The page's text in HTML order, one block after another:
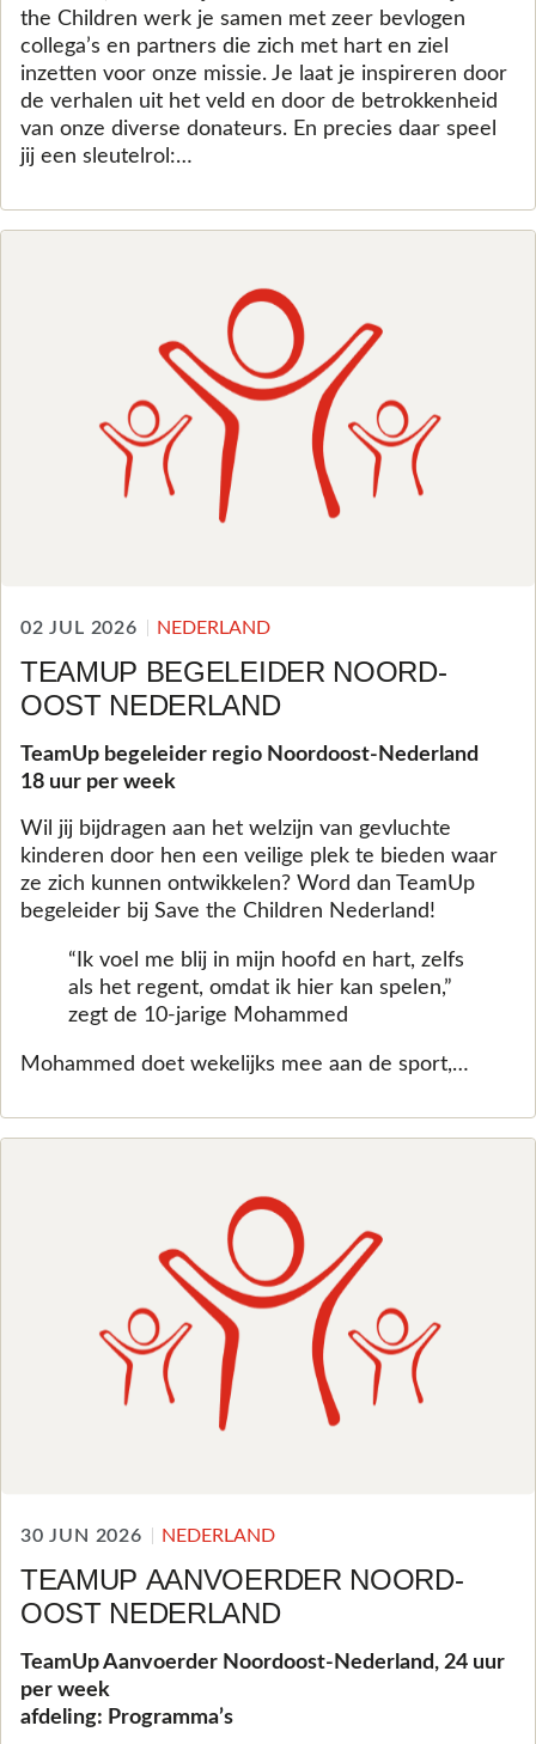
the Children werk je samen met zeer bevlogen
collega’s en partners die zich met hart en ziel
inzetten voor onze missie. Je laat je inspireren door
de verhalen uit het veld en door de betrokkenheid
van onze diverse donateurs. En precies daar speel
jij een sleutelrol:…
02 JUL 2026 NEDERLAND
TEAMUP BEGELEIDER NOORD-
OOST NEDERLAND
TeamUp begeleider regio Noordoost-Nederland
18 uur per week
Wil jij bijdragen aan het welzijn van gevluchte
kinderen door hen een veilige plek te bieden waar
ze zich kunnen ontwikkelen? Word dan TeamUp
begeleider bij Save the Children Nederland!
“Ik voel me blij in mijn hoofd en hart, zelfs
als het regent, omdat ik hier kan spelen,”
zegt de 10-jarige Mohammed
Mohammed doet wekelijks mee aan de sport,…
30 JUN 2026 NEDERLAND
TEAMUP AANVOERDER NOORD-
OOST NEDERLAND
TeamUp Aanvoerder Noordoost-Nederland, 24 uur
per week
afdeling: Programma’s